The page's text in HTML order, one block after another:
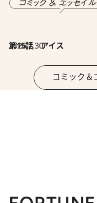
2026.7.30
第15話 アイス
コミック＆